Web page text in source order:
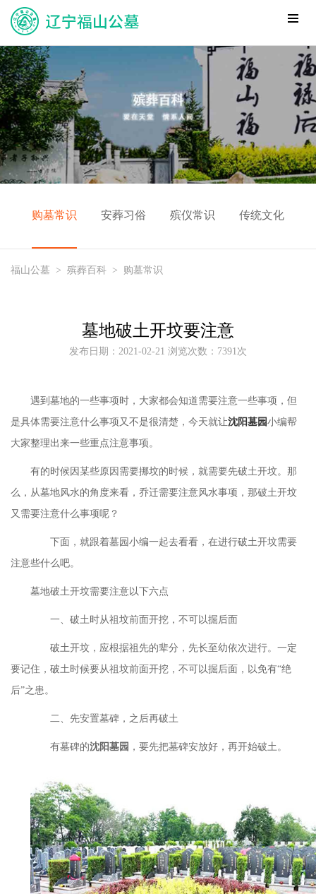
购墓常识 安葬习俗 殡仪常识 传统文化
福山公墓 > 殡葬百科 > 购墓常识
墓地破土开坟要注意
发布日期：2021-02-21 浏览次数：7391次
遇到墓地的一些事项时，大家都会知道需要注意一些事项，但
是具体需要注意什么事项又不是很清楚，今天就让沈阳墓园小编帮
大家整理出来一些重点注意事项。
有的时候因某些原因需要挪坟的时候，就需要先破土开坟。那
么，从墓地风水的角度来看，乔迁需要注意风水事项，那破土开坟
又需要注意什么事项呢？
下面，就跟着墓园小编一起去看看，在进行破土开坟需要
注意些什么吧。
墓地破土开坟需要注意以下六点
一、破土时从祖坟前面开挖，不可以掘后面
破土开坟，应根据祖先的辈分，先长至幼依次进行。一定
要记住，破土时候要从祖坟前面开挖，不可以掘后面，以免有“绝
后”之患。
二、先安置墓碑，之后再破土
有墓碑的沈阳墓园 ，要先把墓碑安放好，再开始破土。